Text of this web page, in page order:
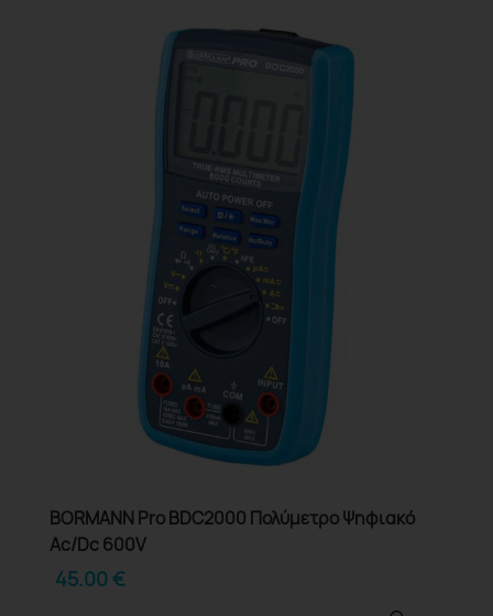
BORMANN Pro BDC2000 Πολύμετρο Ψηφιακό
Ac/Dc 600V
45.00€